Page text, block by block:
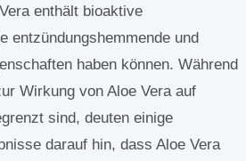
enthält bioaktive
entzündungshemmende und
haben können. Während
Wirkung von Aloe Vera auf
sind, deuten einige
darauf hin, dass Aloe Vera